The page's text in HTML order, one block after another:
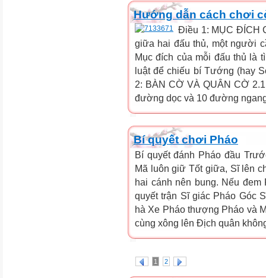
Hướng dẫn cách chơi
Điều 1: MỤC ĐÍCH
giữa hai đấu thủ, một người
Mục đích của mỗi đấu thủ là
luật để chiếu bí Tướng (hay
2: BÀN CỜ VÀ QUÂN CỜ
đường dọc và 10 đường
Bí quyết chơi Pháo
Bí quyết đánh Pháo đầu
Mã luôn giữ Tốt giữa, Sĩ lên
hai cánh nên bung. Nếu
quyết trận Sĩ giác Pháo Góc
hà Xe Pháo thượng Pháo và
cùng xông lên Địch quân
1 2